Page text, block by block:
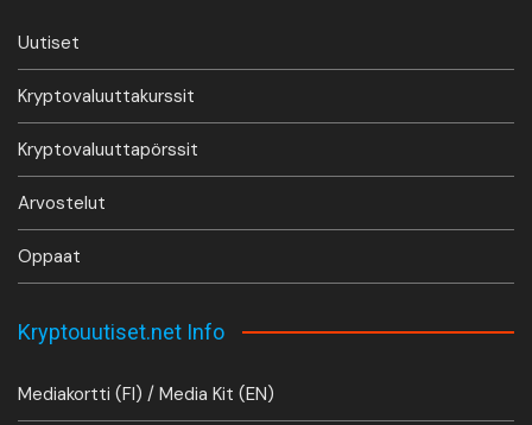
Uutiset
Kryptovaluuttakurssit
Kryptovaluuttapörssit
Arvostelut
Oppaat
Kryptouutiset.net Info
Mediakortti (FI) / Media Kit (EN)